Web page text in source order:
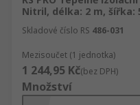
Nitril, délka: 2 m, šířka:
Skladové číslo RS 486-031
Mezisoučet (1 jednotka)
1 244,95 Kč(bez DPH)
Množství